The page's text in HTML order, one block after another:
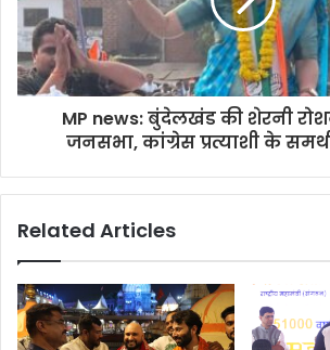
MP news: बुंदेलखंड की शेरनी
जनसभा, कांग्रेस प्रत्याशी के
Related Articles